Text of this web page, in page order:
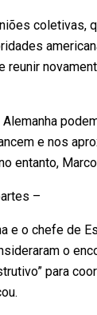
coletivas,
reunir
Alemanha
e nos
entanto,
–
e o chefe de
o
para